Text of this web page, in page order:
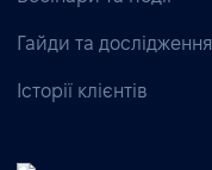
Гайди та дослідження
Історії клієнтів